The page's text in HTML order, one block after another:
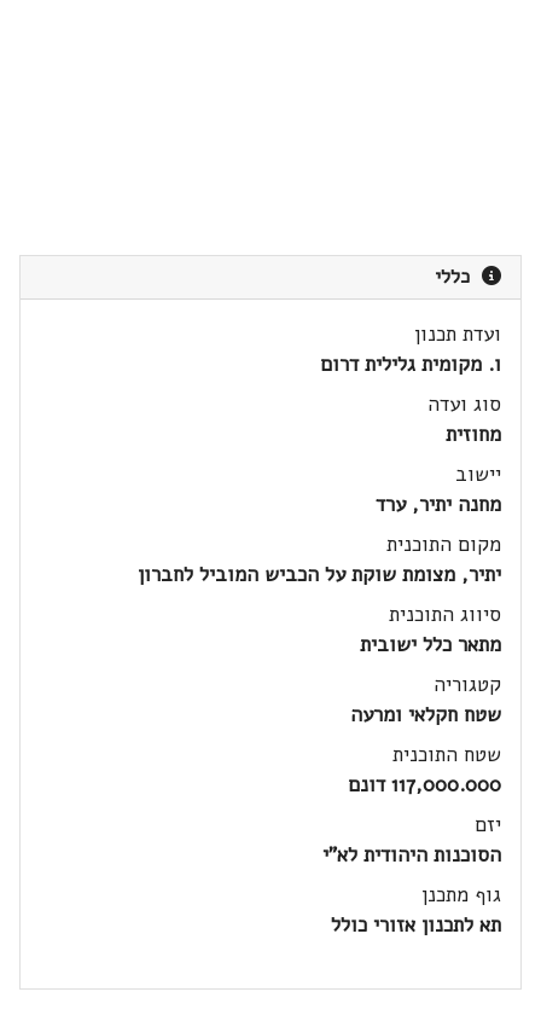
כללי
ועדת תכנון
ו. מקומית גלילית דרום
סוג ועדה
מחוזית
יישוב
מחנה יתיר, ערד
מקום התוכנית
יתיר, מצומת שוקת על הכביש המוביל לחברון
סיווג התוכנית
מתאר כלל ישובית
קטגוריה
שטח חקלאי ומרעה
שטח התוכנית
117,000.000 דונם
יזם
הסוכנות היהודית לא"י
גוף מתכנן
תא לתכנון אזורי כולל